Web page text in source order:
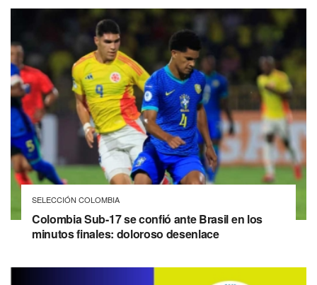
SELECCIÓN COLOMBIA
Colombia Sub-17 se confió ante Brasil en los
minutos finales: doloroso desenlace